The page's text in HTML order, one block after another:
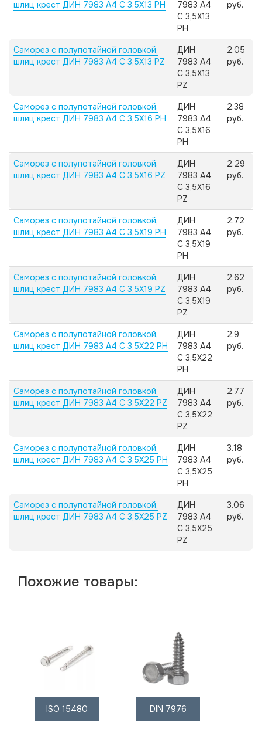
шлиц крест ДИН 7983 А4 C 3,5X13 PH
7983 А4
C 3,5X13
PH
руб.
Саморез с полупотайной головкой,
шлиц крест ДИН 7983 А4 C 3,5X13 PZ
ДИН
7983 А4
C 3,5X13
PZ
2.05
руб.
Саморез с полупотайной головкой,
шлиц крест ДИН 7983 А4 C 3,5X16 PH
ДИН
7983 А4
C 3,5X16
PH
2.38
руб.
Саморез с полупотайной головкой,
шлиц крест ДИН 7983 А4 C 3,5X16 PZ
ДИН
7983 А4
C 3,5X16
PZ
2.29
руб.
Саморез с полупотайной головкой,
шлиц крест ДИН 7983 А4 C 3,5X19 PH
ДИН
7983 А4
C 3,5X19
PH
2.72
руб.
Саморез с полупотайной головкой,
шлиц крест ДИН 7983 А4 C 3,5X19 PZ
ДИН
7983 А4
C 3,5X19
PZ
2.62
руб.
Саморез с полупотайной головкой,
шлиц крест ДИН 7983 А4 C 3,5X22 PH
ДИН
7983 А4
C 3,5X22
PH
2.9
руб.
Саморез с полупотайной головкой,
шлиц крест ДИН 7983 А4 C 3,5X22 PZ
ДИН
7983 А4
C 3,5X22
PZ
2.77
руб.
Саморез с полупотайной головкой,
шлиц крест ДИН 7983 А4 C 3,5X25 PH
ДИН
7983 А4
C 3,5X25
PH
3.18
руб.
Саморез с полупотайной головкой,
шлиц крест ДИН 7983 А4 C 3,5X25 PZ
ДИН
7983 А4
C 3,5X25
PZ
3.06
руб.
Похожие товары:
ISO 15480 DIN 7976